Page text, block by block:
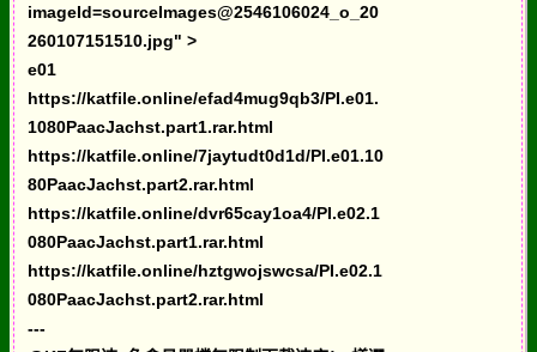
imageId=sourceImages@2546106024_o_20
260107151510.jpg" >
e01
https://katfile.online/efad4mug9qb3/PI.e01.
1080PaacJachst.part1.rar.html
https://katfile.online/7jaytudt0d1d/PI.e01.10
80PaacJachst.part2.rar.html
https://katfile.online/dvr65cay1oa4/PI.e02.1
080PaacJachst.part1.rar.html
https://katfile.online/hztgwojswcsa/PI.e02.1
080PaacJachst.part2.rar.html
---